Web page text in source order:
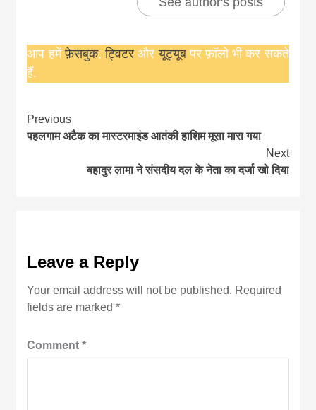
आप हमेंफ़ेसबुक,ट्विटरऔरयूट्यूबपर फ़ॉलो भी कर सकते
हैं.
Continue
Reading
Previous
पहलगाम अटैक का मास्टरमाइंड आतंकी हाशिम मूसा मारा गया
Next
बहादुर लामा ने संसदीय दल के नेता का दर्जा खो दिया
Leave a Reply
Your email address will not be published. Required
fields are marked*
Comment*